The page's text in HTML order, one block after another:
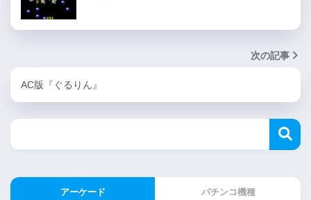
次の記事
AC版『ぐるりん』
アーケード パチンコ機種